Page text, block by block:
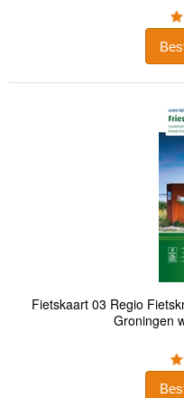
Fietskaart 03 Regio
Groningen